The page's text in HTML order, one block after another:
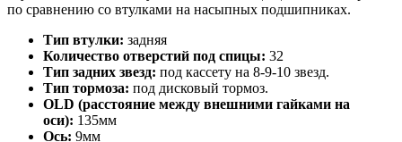
по сравнению со втулками на насыпных подшипниках.
Тип втулки: задняя
Количество отверстий под спицы: 32
Тип задних звезд: под кассету на 8-9-10 звезд.
Тип тормоза: под дисковый тормоз.
OLD (расстояние между внешними гайками на
оси): 135мм
Ось: 9мм